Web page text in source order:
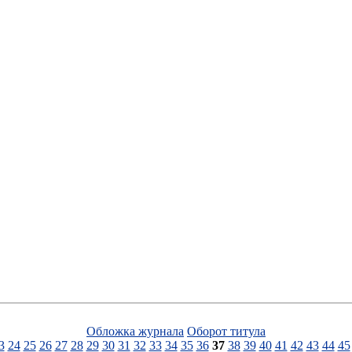
Обложка журнала Оборот титула
24 25 26 27 28 29 30 31 32 33 34 35 36 37 38 39 40 41 42 43 44 45